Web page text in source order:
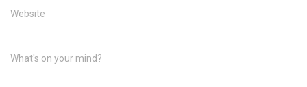
Website
What's on your mind?